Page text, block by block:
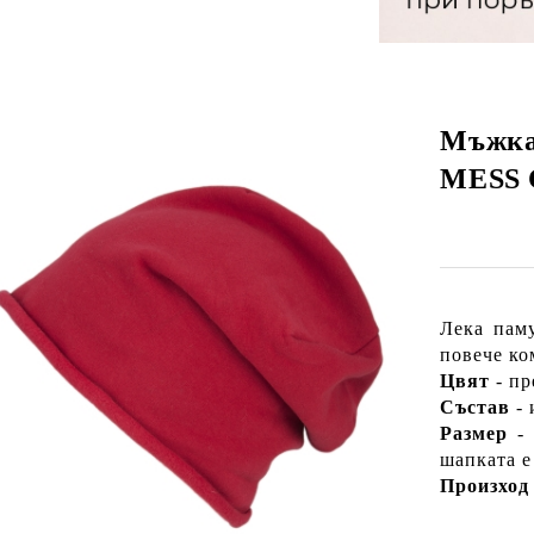
MESS
Лека
повече
Цвят -
Състав -
Размер -
шапката
Произход